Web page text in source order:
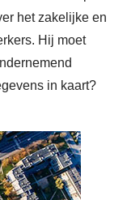
het zakelijke en
Hij moet
in kaart?